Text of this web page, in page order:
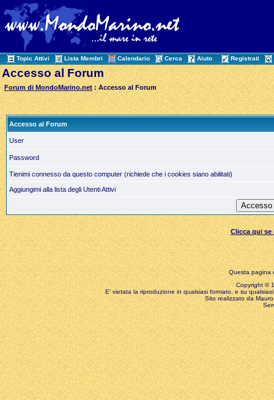
Topic Attivi Lista Membri Calendario Cerca Aiuto Registrati
Accesso al Forum
Forum di MondoMarino.net : Accesso al Forum
Accesso al Forum
User
Password
Tienimi connesso da questo computer (richiede che i cookies siano abilitati)
Aggiungimi alla lista degli Utenti Attivi
Clicca qui se
Questa pagina
Copyright ©
E' vietata la riproduzione in qualsiasi formato, e su
Sito realizzato da